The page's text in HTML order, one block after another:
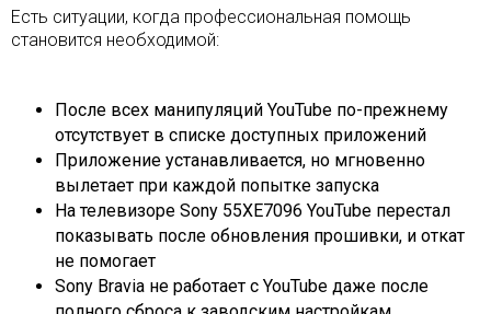
Есть ситуации, когда профессиональная помощь
становится необходимой:
После всех манипуляций YouTube по-прежнему
отсутствует в списке доступных приложений
Приложение устанавливается, но мгновенно
вылетает при каждой попытке запуска
На телевизоре Sony 55XE7096 YouTube перестал
показывать после обновления прошивки, и откат
не помогает
Sony Bravia не работает с YouTube даже после